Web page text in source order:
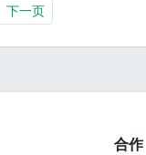
下一页
合作